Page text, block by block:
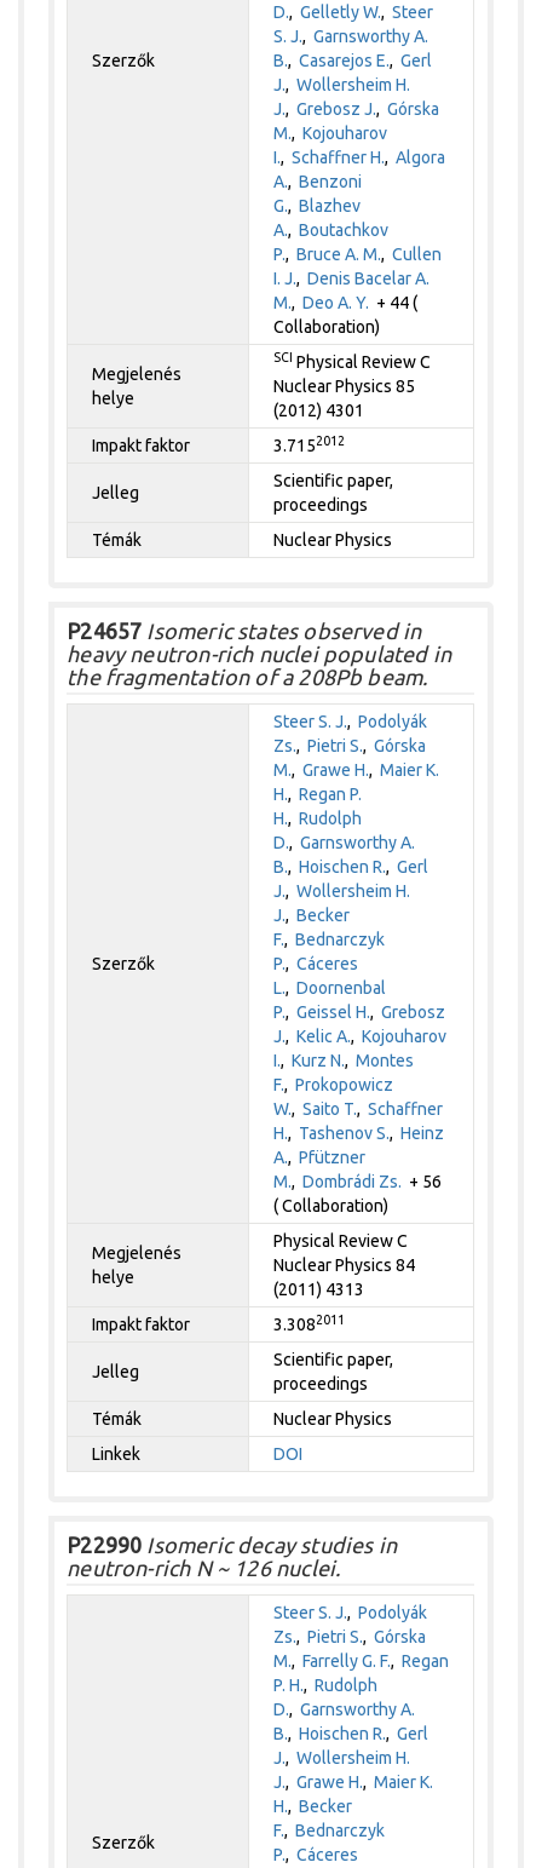
Szerzők
D.,Gelletly W.,Steer
S. J.,Garnsworthy A.
B.,Casarejos E.,Gerl
J.,Wollersheim H.
J.,Grebosz J.,Górska
M.,Kojouharov
I.,Schaffner H.,Algora
A.,Benzoni
G.,Blazhev
A.,Boutachkov
P.,Bruce A. M.,Cullen
I. J.,Denis Bacelar A.
M.,Deo A. Y. + 44 (
Collaboration)
Megjelenés
helye
SCI Physical Review C
Nuclear Physics 85
(2012) 4301
Impakt faktor
3.7152012
Jelleg
Scientific paper,
proceedings
Témák
Nuclear Physics
P24657 Isomeric states observed in
heavy neutron-rich nuclei populated in
the fragmentation of a 208Pb beam.
Szerzők
Steer S. J.,Podolyák
Zs.,Pietri S.,Górska
M.,Grawe H.,Maier K.
H.,Regan P.
H.,Rudolph
D.,Garnsworthy A.
B.,Hoischen R.,Gerl
J.,Wollersheim H.
J.,Becker
F.,Bednarczyk
P.,Cáceres
L.,Doornenbal
P.,Geissel H.,Grebosz
J.,Kelic A.,Kojouharov
I.,Kurz N.,Montes
F.,Prokopowicz
W.,Saito T.,Schaffner
H., Tashenov S.,Heinz
A.,Pfützner
M.,Dombrádi Zs. + 56
( Collaboration)
Megjelenés
helye
Physical Review C
Nuclear Physics 84
(2011) 4313
Impakt faktor
3.3082011
Jelleg
Scientific paper,
proceedings
Témák
Nuclear Physics
Linkek
DOI
P22990 Isomeric decay studies in
neutron-rich N ~ 126 nuclei.
Szerzők
Steer S. J.,Podolyák
Zs.,Pietri S.,Górska
M.,Farrelly G. F.,Regan
P. H.,Rudolph
D.,Garnsworthy A.
B.,Hoischen R.,Gerl
J.,Wollersheim H.
J.,Grawe H.,Maier K.
H.,Becker
F.,Bednarczyk
P.,Cáceres